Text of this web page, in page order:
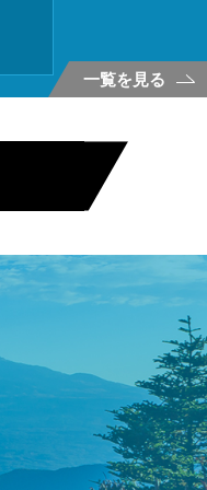
一覧を見る